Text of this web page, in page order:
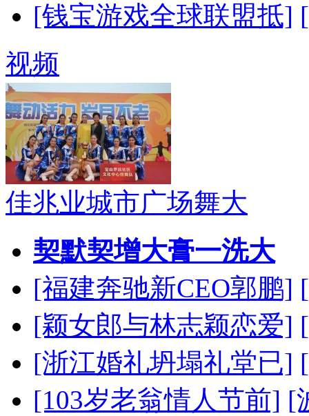
[钱宝游戏全球联盟抵]
视频
佳兆业城市广场舞大
契默契增大膏一洗大
[福建奔驰新CEO郭鹏]
[颖女郎与林志颖恋爱]
[浙江婚礼坍塌礼堂已]
[103岁老翁情人节前] [